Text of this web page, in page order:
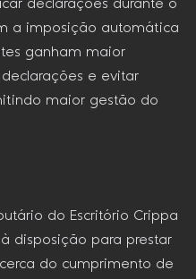
declarações durante o
a imposição automática
ganham maior
e evitar
maior gestão do
do Escritório Crippa
disposição para prestar
do cumprimento de